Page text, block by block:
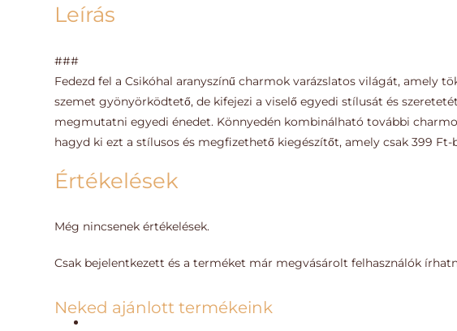
Leírás
###
Fedezd fel a Csikóhal aranyszínű charmok varázslatos világát, amely
szemet gyönyörködtető, de kifejezi a viselő egyedi stílusát és
megmutatni egyedi énedet. Könnyedén kombinálható további
hagyd ki ezt a stílusos és megfizethető kiegészítőt, amely csak 399
Értékelések
Még nincsenek értékelések.
Csak bejelentkezett és a terméket már megvásárolt felhasználók
Neked ajánlott termékeink